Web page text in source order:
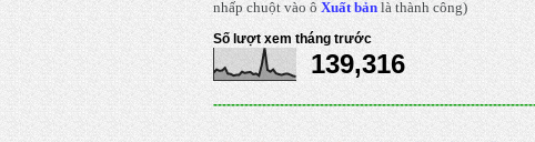
nhấp chuột vào ô Xuất bảnlà thành công)
Số lượt xem tháng trước
139,316